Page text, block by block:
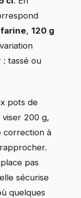
, 120 g
tassé ou
pots de
200 g,
correction à
pas
sécurise
quelques